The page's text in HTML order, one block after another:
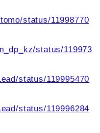
status/11998770
status/119973
status/119995470
status/119996284